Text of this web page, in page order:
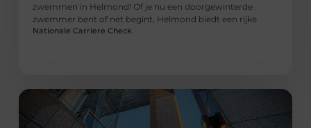
zwemmen in Helmond! Of je nu een doorgewinterde
zwemmer bent of net begint, Helmond biedt een rijke
Nationale Carriere Check